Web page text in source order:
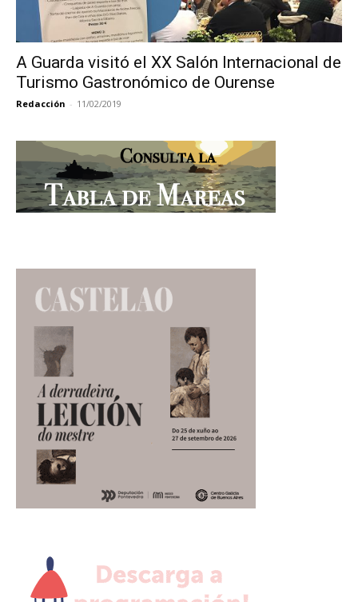
A Guarda visitó el XX Salón Internacional de
Turismo Gastronómico de Ourense
Redacción - 11/02/2019